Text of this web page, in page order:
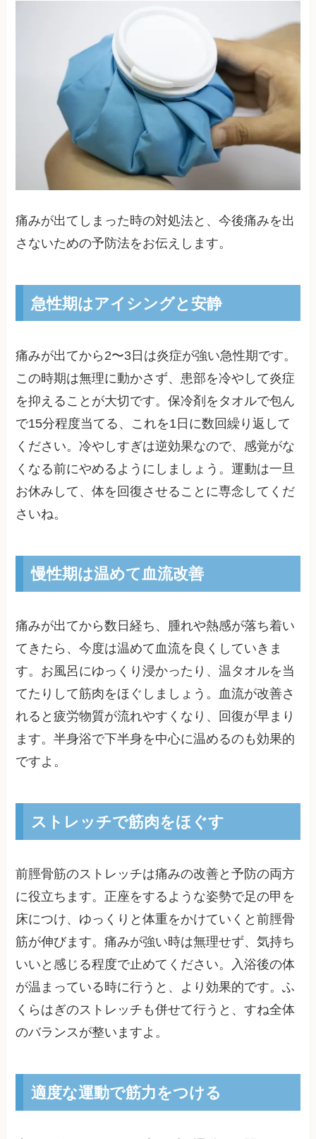
痛みが出てしまった時の対処法と、今後痛みを出
さないための予防法をお伝えします。
急性期はアイシングと安静
痛みが出てから2〜3日は炎症が強い急性期です。
この時期は無理に動かさず、患部を冷やして炎症
を抑えることが大切です。保冷剤をタオルで包ん
で15分程度当てる、これを1日に数回繰り返して
ください。冷やしすぎは逆効果なので、感覚がな
くなる前にやめるようにしましょう。運動は一旦
お休みして、体を回復させることに専念してくだ
さいね。
慢性期は温めて血流改善
痛みが出てから数日経ち、腫れや熱感が落ち着い
てきたら、今度は温めて血流を良くしていきま
す。お風呂にゆっくり浸かったり、温タオルを当
てたりして筋肉をほぐしましょう。血流が改善さ
れると疲労物質が流れやすくなり、回復が早まり
ます。半身浴で下半身を中心に温めるのも効果的
ですよ。
ストレッチで筋肉をほぐす
前脛骨筋のストレッチは痛みの改善と予防の両方
に役立ちます。正座をするような姿勢で足の甲を
床につけ、ゆっくりと体重をかけていくと前脛骨
筋が伸びます。痛みが強い時は無理せず、気持ち
いいと感じる程度で止めてください。入浴後の体
が温まっている時に行うと、より効果的です。ふ
くらはぎのストレッチも併せて行うと、すね全体
のバランスが整いますよ。
適度な運動で筋力をつける